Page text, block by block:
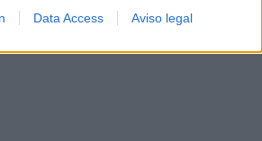
Data Access Aviso legal